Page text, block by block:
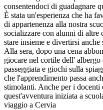
consentendoci di guadagnare
È stata un'esperienza che ha
di appartenenza alla nostra
socializzare con alunni di altre
stare insieme e divertirsi
Alla sera, dopo una cena
giocare nel cortile dell' albergo
passeggiata e giochi sulla
che l'apprendimento passa
stimolanti. Anche per i docenti
quest'avventura iniziata a
viaggio a Cervia